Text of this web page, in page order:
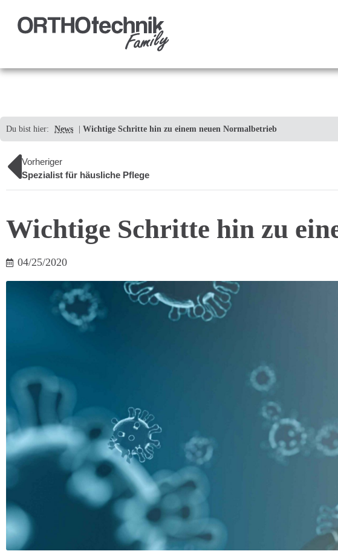
Du bist hier: News Wichtige Schritte hin zu einem neuen Normalbetrieb
Vorheriger
Spezialist für häusliche Pflege
Wichtige Schritte hin zu
04/25/2020